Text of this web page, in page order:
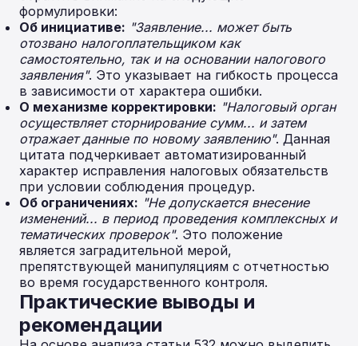
формулировки:
Об инициативе: "Заявление... может быть
отозвано налогоплательщиком как
самостоятельно, так и на основании налогового
заявления". Это указывает на гибкость процесса
в зависимости от характера ошибки.
О механизме корректировки: "Налоговый орган
осуществляет сторнирование сумм... и затем
отражает данные по новому заявлению". Данная
цитата подчеркивает автоматизированный
характер исправления налоговых обязательств
при условии соблюдения процедур.
Об ограничениях: "Не допускается внесение
изменений... в период проведения комплексных и
тематических проверок". Это положение
является заградительной мерой,
препятствующей манипуляциям с отчетностью
во время государственного контроля.
Практические выводы и
рекомендации